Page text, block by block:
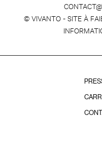
© VIVANTO - SITE À